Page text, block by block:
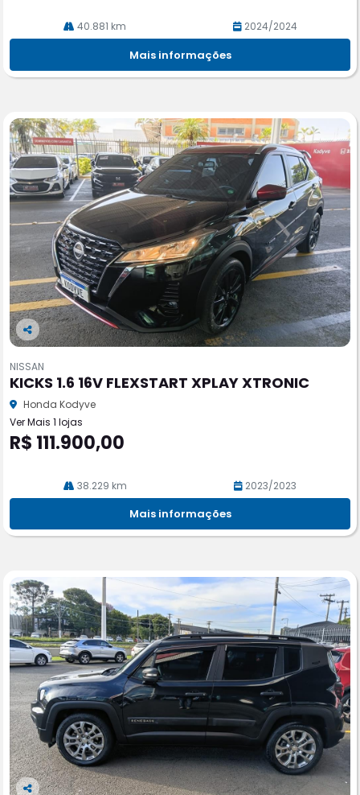
40.881 km 2024/2024
Mais informações
Co
pa
rtil
he
NISSAN
KICKS 1.6 16V FLEXSTART XPLAY XTRONIC
Honda Kodyve
Ver Mais 1 lojas
R$ 111.900,00
38.229 km 2023/2023
Mais informações